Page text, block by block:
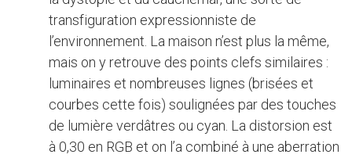
transfiguration expressionniste de
l’environnement. La maison n’est plus la même,
mais on y retrouve des points clefs similaires :
luminaires et nombreuses lignes (brisées et
courbes cette fois) soulignées par des touches
de lumière verdâtres ou cyan. La distorsion est
à 0,30 en RGB et on l’a combiné à une aberration